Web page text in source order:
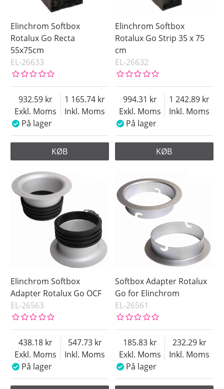
Elinchrom Softbox
Rotalux Go Recta
55x75cm
EL-26633
Exkl. Moms
932.59
Inkl. Moms
1 165.74
På lager
KØB
Elinchrom Softbox
Rotalux Go Strip 35 x 75
cm
EL-26632
Exkl. Moms
994.31
Inkl. Moms
1 242.89
På lager
KØB
Elinchrom Softbox
Adapter Rotalux Go OCF
EL-26563
Exkl. Moms
438.18
Inkl. Moms
547.73
På lager
Softbox Adapter Rotalux
Go for Elinchrom
EL-26561
Exkl. Moms
185.83
Inkl. Moms
232.29
På lager